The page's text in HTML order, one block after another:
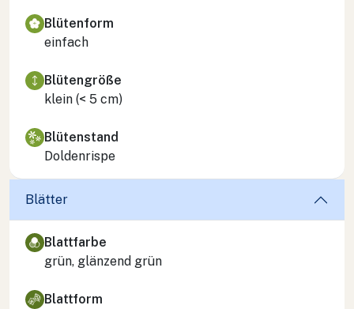
Blütenform
einfach
Blütengröße
klein (< 5 cm)
Blütenstand
Doldenrispe
Blätter
Blattfarbe
grün, glänzend grün
Blattform